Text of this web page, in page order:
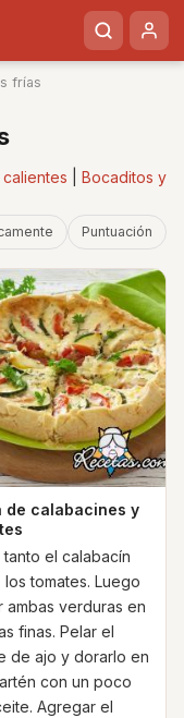
frías
calientes
Bocaditos y
Puntuación
de calabacines y
tanto el calabacín
los tomates. Luego
ambas verduras en
finas. Pelar el
de ajo y dorarlo en
con un poco
Agregar el